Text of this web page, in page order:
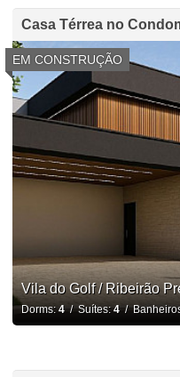
Casa Térrea no
EM CONSTRUÇÃO
Vila do Golf / Ribeirão
Dorms:4/ Suítes:4/